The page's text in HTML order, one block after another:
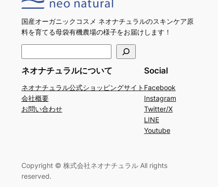
国産オーガニックコスメ ネオナチュラルのスキンケア原
料を育てる母袋有機農場の様子をお届けします！
ネオナチュラルについて
ネオナチュラル公式ショッピングサイト
会社概要
お問い合わせ
Social
Facebook
Instagram
Twitter/X
LINE
Youtube
Copyright © 株式会社ネオナチュラル All rights
reserved.